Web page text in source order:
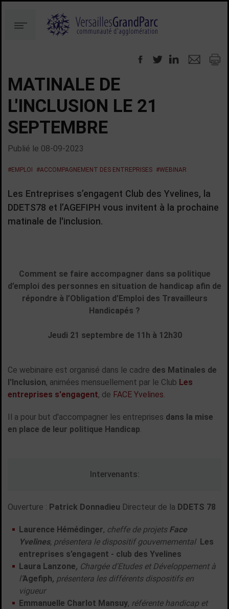
au
contenu
à
Menu
MATINALE DE
L'INCLUSION LE 21
SEPTEMBRE
Publié le 08-09-2023
#EMPLOI #ACCOMPAGNEMENT DES ENTREPRISES #WEBINAR
Les Entreprises s’engagent Club des Yvelines, la
DDETS78 et l’AGEFIPH vous invitent à la prochaine
matinale de l'inclusion.
Comment se faire accompagner dans sa politique
d’emploi des personnes en situation de handicap afin de
répondre à l’O bligation d’ Emploi des Travailleurs
H andicapés ?
Jeudi 21 septembre de 11h à 12h30
Ce webinaire est organisé dans le cadre des Matinales de
l'Inclusion, animées mensuellement par le Club Les
entreprises s'engagent, de FACE Yvelines.
Il a pour but d'accompagner les entreprises dans la mise
en place de leur politique Handicap.
Intervenants:
Ouverture : Patrick Donnadieu Directeur de la DDETS 78
Laurence Hémédinger, cheffe de projets Face
Yvelines, présentera le dispositif gouvernemental Les
entreprises s’engagent - club des Yvelines
Laura Lanzone, Chargée d'Etudes et Développement à
l’Agefiph, présentera les différents dispositifs en
vigueur
Emmanuelle Charlot Mansuy, référente handicap et